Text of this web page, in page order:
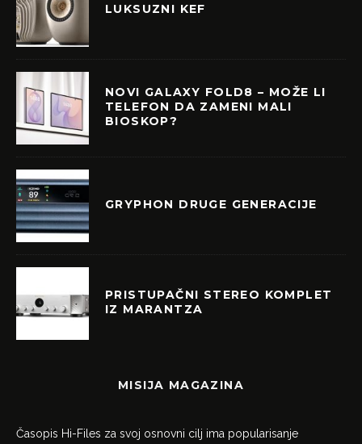
LUKSUZNI KEF
NOVI GALAXY FOLD8 – MOŽE LI
TELEFON DA ZAMENI MALI
BIOSKOP?
GRYPHON DRUGE GENERACIJE
PRISTUPAČNI STEREO KOMPLET
IZ MARANTZA
MISIJA MAGAZINA
Časopis Hi-Files za svoj osnovni cilj ima popularisanje